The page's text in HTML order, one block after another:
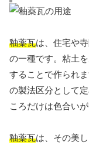
釉薬瓦は、住宅や
の一種です。粘土
することで作られ
の製法区分として
ころだけは色合い
釉薬瓦は、その美